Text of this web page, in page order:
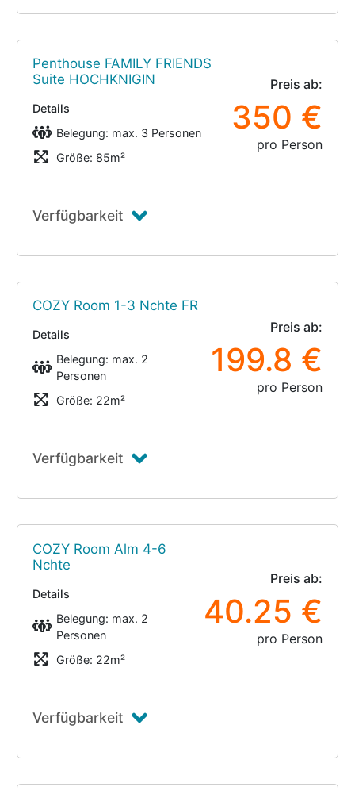
Penthouse FAMILY FRIENDS
Suite HOCHKNIGIN
Details
Belegung: max. 3 Personen
Größe: 85m²
Preis ab:
350 €
pro Person
Verfügbarkeit
COZY Room 1-3 Nchte FR
Details
Belegung: max. 2
Personen
Größe: 22m²
Preis ab:
199.8 €
pro Person
Verfügbarkeit
COZY Room Alm 4-6
Nchte
Details
Belegung: max. 2
Personen
Größe: 22m²
Preis ab:
40.25 €
pro Person
Verfügbarkeit